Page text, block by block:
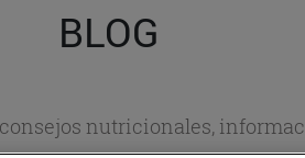
BLOG
nutricionales,